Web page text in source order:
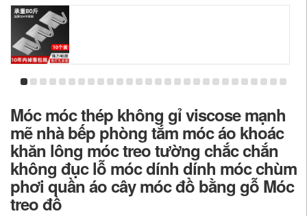
Móc móc thép không gỉ viscose mạnh
mẽ nhà bếp phòng tắm móc áo khoác
khăn lông móc treo tường chắc chắn
không đục lỗ móc dính dính móc chùm
phơi quần áo cây móc đồ bằng gỗ Móc
treo đồ